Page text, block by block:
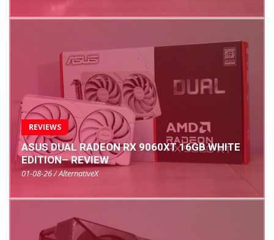
REVIEWS
ASUS DUAL RADEON RX 9060XT 16GB WHITE
EDITION– REVIEW
01-08-26 / AlternativeX